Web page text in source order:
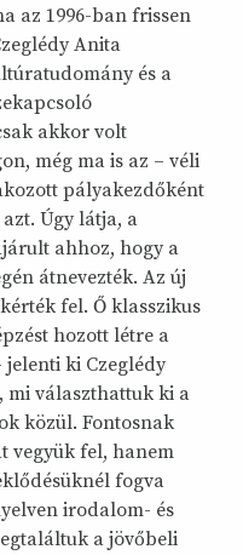
az 1996-ban frissen
Anita
és a
akkor volt
még ma is az – véli
pályakezdőként
azt. Úgy látja, a
ahhoz, hogy a
átnevezték. Az új
fel. Ő klasszikus
hozott létre a
jelenti ki Czeglédy
mi választhattuk ki a
közül. Fontosnak
vegyük fel, hanem
fogva
irodalom- és
a jövőbeli